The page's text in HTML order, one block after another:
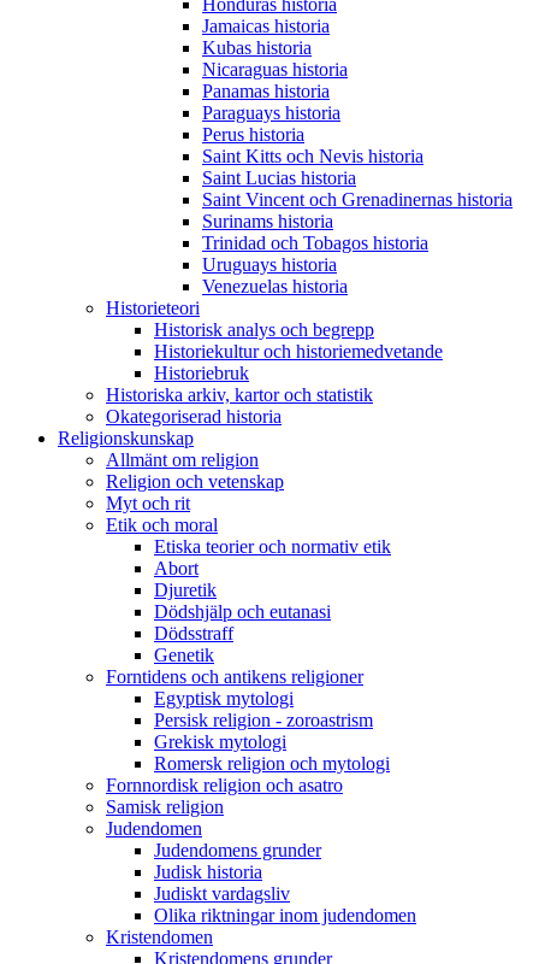
Jamaicas historia
Kubas historia
Nicaraguas historia
Panamas historia
Paraguays historia
Perus historia
Saint Kitts och Nevis historia
Saint Lucias historia
Saint Vincent och Grenadinernas historia
Surinams historia
Trinidad och Tobagos historia
Uruguays historia
Venezuelas historia
Historieteori
Historisk analys och begrepp
Historiekultur och historiemedvetande
Historiebruk
Historiska arkiv, kartor och statistik
Okategoriserad historia
Religionskunskap
Allmänt om religion
Religion och vetenskap
Myt och rit
Etik och moral
Etiska teorier och normativ etik
Abort
Djuretik
Dödshjälp och eutanasi
Dödsstraff
Genetik
Forntidens och antikens religioner
Egyptisk mytologi
Persisk religion - zoroastrism
Grekisk mytologi
Romersk religion och mytologi
Fornnordisk religion och asatro
Samisk religion
Judendomen
Judendomens grunder
Judisk historia
Judiskt vardagsliv
Olika riktningar inom judendomen
Kristendomen
Kristendomens grunder